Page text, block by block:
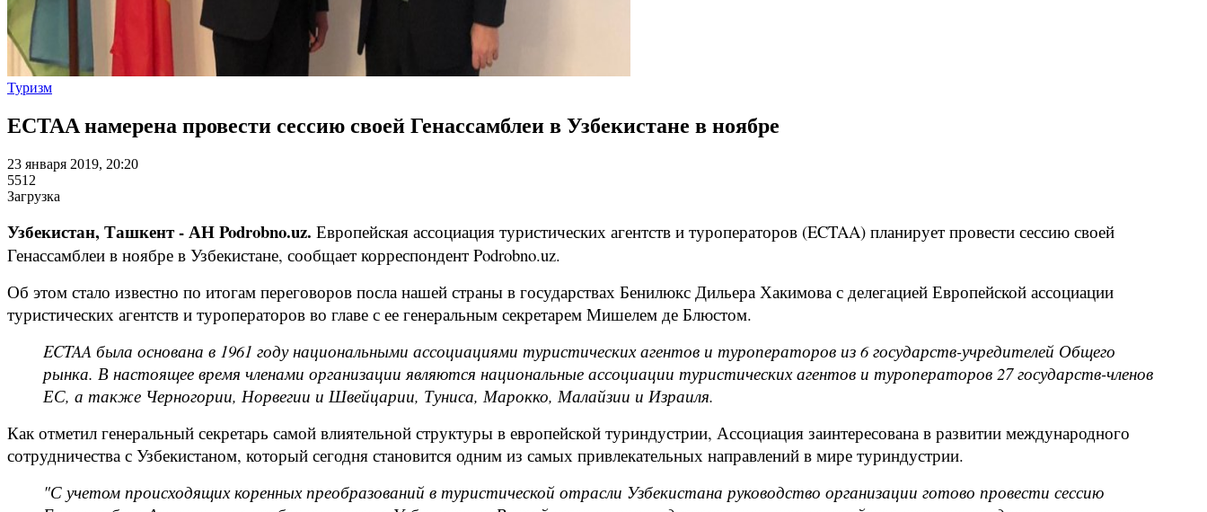
Туризм
ECTAA намерена провести сессию своей Генассамблеи в Узбекистане в ноябре
23 января 2019, 20:20
5512
Загрузка
Узбекистан, Ташкент - АН Podrobno.uz. Европейская ассоциация туристических агентств и туроператоров (ECTAA) планирует провести сессию своей
Генассамблеи в ноябре в Узбекистане, сообщает корреспондент Podrobno.uz.
Об этом стало известно по итогам переговоров посла нашей страны в государствах Бенилюкс Дильера Хакимова с делегацией Европейской ассоциации
туристических агентств и туроператоров во главе с ее генеральным секретарем Мишелем де Блюстом.
ECTAA была основана в 1961 году национальными ассоциациями туристических агентов и туроператоров из 6 государств-учредителей Общего
рынка. В настоящее время членами организации являются национальные ассоциации туристических агентов и туроператоров 27 государств-членов
ЕС, а также Черногории, Норвегии и Швейцарии, Туниса, Марокко, Малайзии и Израиля.
Как отметил генеральный секретарь самой влиятельной структуры в европейской туриндустрии, Ассоциация заинтересована в развитии международного
сотрудничества с Узбекистаном, который сегодня становится одним из самых привлекательных направлений в мире туриндустрии.
"С учетом происходящих коренных преобразований в туристической отрасли Узбекистана руководство организации готово провести сессию